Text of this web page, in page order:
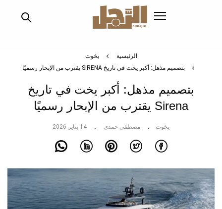
الرئيسية
يخوت
بتصميم مذهل: أكبر يخت في تاريخ SIRENA يقترب من الإبحار رسميًا
بتصميم مذهل: أكبر يخت في تاريخ
Sirena يقترب من الإبحار رسميًا
يخوت مصطفى حمدي 14 يناير 2026